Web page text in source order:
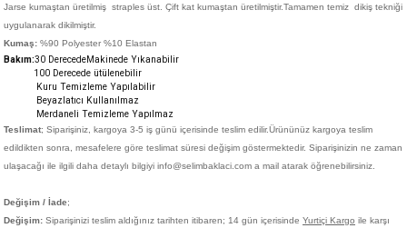
Jarse kumaştan üretilmiş straples üst. Çift kat kumaştan üretilmiştir.Tamamen temiz dikiş tekniği
uygulanarak dikilmiştir.
Kumaş: %90 Polyester %10 Elastan
Bakım:30 DerecedeMakinede Yıkanabilir
100 Derecede ütülenebilir
Kuru Temizleme Yapılabilir
Beyazlatıcı Kullanılmaz
Merdaneli Temizleme Yapılmaz
Teslimat; Siparişiniz, kargoya 3-5 iş günü içerisinde teslim edilir.Ürününüz kargoya teslim
edildikten sonra, mesafelere göre teslimat süresi değişim göstermektedir. Siparişinizin ne zaman
ulaşacağı ile ilgili daha detaylı bilgiyi info@selimbaklaci.com a mail atarak öğrenebilirsiniz.
Değişim / İade;
Değişim: Siparişinizi teslim aldığınız tarihten itibaren; 14 gün içerisinde Yurtiçi Kargo ile karşı